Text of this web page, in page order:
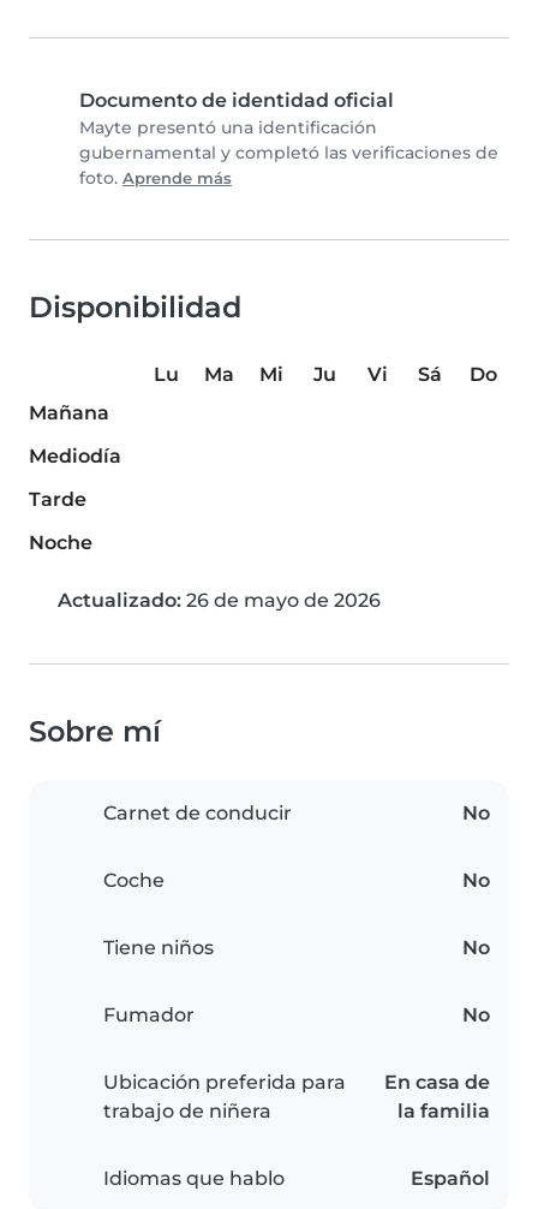
Documento de identidad oficial
Mayte presentó una identificación
gubernamental y completó las verificaciones de
foto. Aprende más
Disponibilidad
Lu Ma Mi Ju Vi Sá
Do
Mañana
Mediodía
Tarde
Noche
Actualizado: 26 de mayo de 2026
Sobre mí
Carnet de conducir No
Coche No
Tiene niños No
Fumador No
Ubicación preferida para
trabajo de niñera
En casa de
la familia
Idiomas que hablo Español